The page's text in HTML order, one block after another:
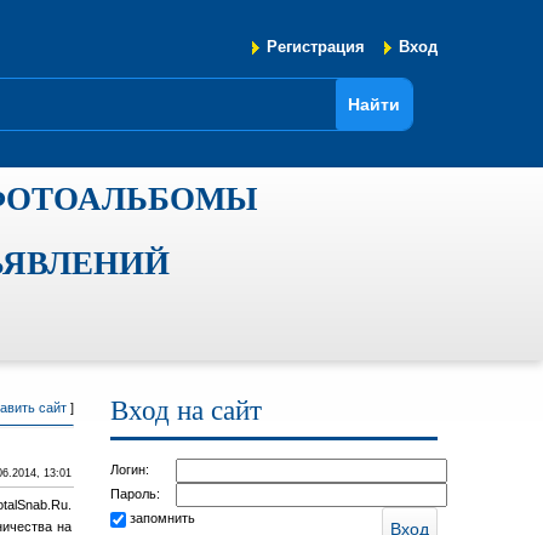
Регистрация Вход
сайт ]
13:01
на
Вход на сайт
Логин:
Пароль:
запомнить